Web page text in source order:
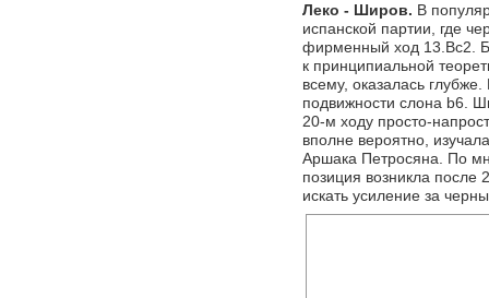
Леко - Широв. В
испанской партии, где
фирменный ход 13.Bc2.
к принципиальной
всему, оказалась
подвижности слона b6.
20-м ходу просто-
вполне вероятно,
Аршака Петросяна. По
позиция возникла после
искать усиление за